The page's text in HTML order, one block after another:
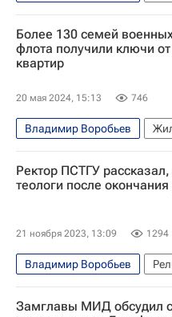
Нахимовское военно-
Более 130 семей
флота получили ключи
квартир
20 мая 2024, 15:13 746
Владимир Воробьев
Калининградская область
Ректор ПСТГУ
теологи после
21 ноября 2023, 13:09 1294
Владимир Воробьев
Русская православная
Замглавы МИД обсудил с